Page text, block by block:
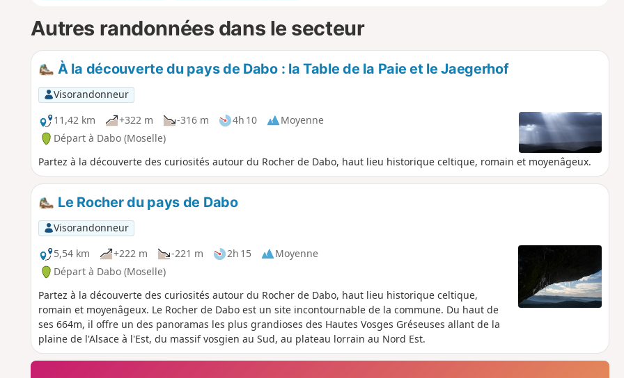
Autres randonnées dans le secteur
À la découverte du pays de Dabo : la Table de la Paie et le Jaegerhof
Visorandonneur
11,42 km
+322 m -316 m 4h 10
Moyenne
Départ à Dabo (Moselle)
Partez à la découverte des curiosités autour du Rocher de Dabo, haut lieu historique celtique, romain et moyenâgeux.
Le Rocher du pays de Dabo
Visorandonneur
5,54 km
+222 m -221 m 2h 15
Moyenne
Départ à Dabo (Moselle)
Partez à la découverte des curiosités autour du Rocher de Dabo, haut lieu historique celtique,
romain et moyenâgeux. Le Rocher de Dabo est un site incontournable de la commune. Du haut de
ses 664m, il offre un des panoramas les plus grandioses des Hautes Vosges Gréseuses allant de la
plaine de l'Alsace à l'Est, du massif vosgien au Sud, au plateau lorrain au Nord Est.